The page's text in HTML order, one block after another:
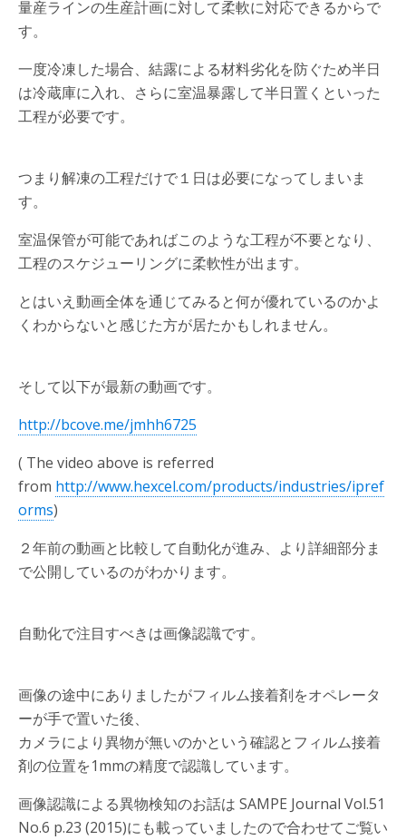
量産ラインの生産計画に対して柔軟に対応できるからで
す。
一度冷凍した場合、結露による材料劣化を防ぐため半日
は冷蔵庫に入れ、さらに室温暴露して半日置くといった
工程が必要です。
つまり解凍の工程だけで１日は必要になってしまいま
す。
室温保管が可能であればこのような工程が不要となり、
工程のスケジューリングに柔軟性が出ます。
とはいえ動画全体を通じてみると何が優れているのかよ
くわからないと感じた方が居たかもしれません。
そして以下が最新の動画です。
http://bcove.me/jmhh6725
( The video above is referred
from http://www.hexcel.com/products/industries/ipref
orms)
２年前の動画と比較して自動化が進み、より詳細部分ま
で公開しているのがわかります。
自動化で注目すべきは画像認識です。
画像の途中にありましたがフィルム接着剤をオペレータ
ーが手で置いた後、
カメラにより異物が無いのかという確認とフィルム接着
剤の位置を1mmの精度で認識しています。
画像認識による異物検知のお話は SAMPE Journal Vol.51
No.6 p.23 (2015)にも載っていましたので合わせてご覧い